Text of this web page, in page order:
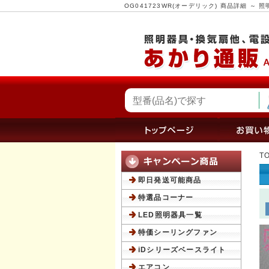
OG041723WR(オーデリック) 商品詳細 ～ 照
即日発送可能商品
特選品コーナー
LED照明器具一覧
特価シーリングファン
iDシリーズベースライト
エアコン